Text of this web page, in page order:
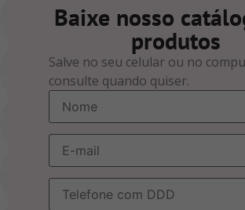
Baixe nosso
produtos
Salve no seu celular ou no
consulte quando quiser.